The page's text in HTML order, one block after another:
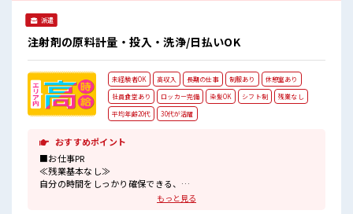
派遣
注射剤の原料計量・投入・洗浄/日払いOK
未経験者OK 高収入 長期の仕事 制服あり
休憩室あり
社員食堂あり
ロッカー完備 染髪OK シフト制
残業なし
平均年齢20代
30代が活躍
おすすめポイント
■お仕事PR
≪残業基本なし≫
自分の時間をしっかり確保できる、
もっと見る